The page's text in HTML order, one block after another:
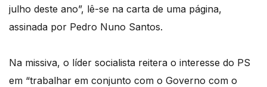
julho deste ano”, lê-se na carta de uma página,
assinada por Pedro Nuno Santos.
Na missiva, o líder socialista reitera o interesse do PS
em “trabalhar em conjunto com o Governo com o